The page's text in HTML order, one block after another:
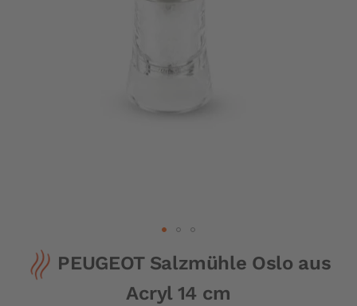
Anfang
PEUGEOT Salzmühle Oslo aus
Acryl 14 cm